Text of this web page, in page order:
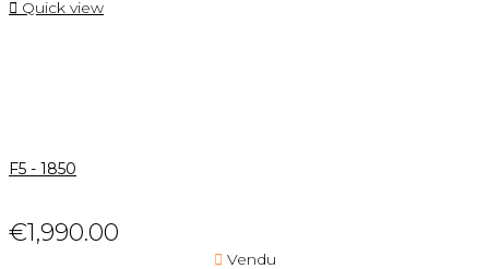
 Quick view
F5 - 1850
€1,990.00
 Vendu